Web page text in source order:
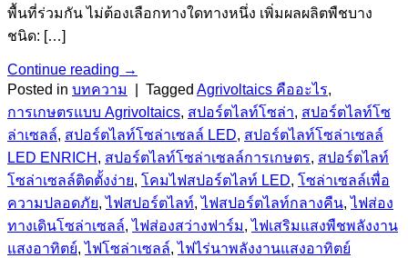
พื้นที่ร่วมกัน ไม่ต้องเลือกทางใดทางหนึ่ง เพิ่มผลผลิตพืชบาง
ชนิด: […]
Continue reading →
Posted in บทความ Tagged Agrivoltaics คืออะไร,
การเกษตรแบบ Agrivoltaics, สปอร์ตไลท์โซล่า, สปอร์ตไลท์โซ
ล่าเซลล์, สปอร์ตไลท์โซล่าเซลล์ LED, สปอร์ตไลท์โซล่าเซลล์
LED ENRICH , สปอร์ตไลท์โซล่าเซลล์การเกษตร, สปอร์ตไลท์
โซล่าเซลล์ติดตั้งง่าย, โคมไฟสปอร์ตไลท์ LED, โซล่าเซลล์เพื่อ
ความปลอดภัย,ไฟสปอร์ตไลท์,ไฟสปอร์ตไลท์กลางคืน,ไฟส่อง
ทางเดินโซล่าเซลล์,ไฟส่องสว่างฟาร์ม,ไฟเสริมแสงพืชพลังงาน
แสงอาทิตย์,ไฟโซล่าเซลล์,ไฟไร่นาพลังงานแสงอาทิตย์